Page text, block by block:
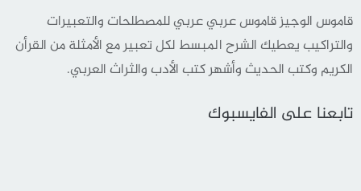
قاموس الوجيز قاموس عربي عربي للمصطلحات والتعبيرات
والتراكيب يعطيك الشرح المبسط لكل تعبير مع الأمثلة من القرأن
الكريم وكتب الحديث وأشهر كتب الأدب والثراث العربي.
تابعنا على الفايسبوك